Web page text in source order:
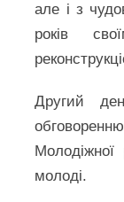
але і з
років
Другий
молоді.